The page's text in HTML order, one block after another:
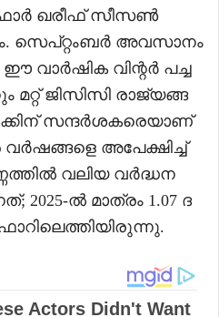
ഖരീഫ് സീസൺ
സെപ്റ്റംബർ അവസാനം
വാർഷിക വിന്റർ പച്ച
മറ്റ് ജിസിസി രാജ്യങ്ങ
സന്ദർശകരെയാണ്
അപേക്ഷിച്ച്
വലിയ വർദ്ധന
2025-ൽ മാത്രം 1.07 ദ